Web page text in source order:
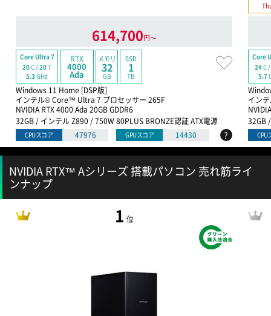
614,700円〜
Core Ultra 7
20C /20T
5.3GHz
RTX
4000
Ada
メモリ
32
GB
SSD
1
TB
Windows 11 Home [DSP版]
インテル® Core™ Ultra 7 プロセッサー 265F
NVIDIA RTX 4000 Ada 20GB GDDR6
32GB / インテル Z890 / 750W 80PLUS BRONZE認証 ATX電源
CPUスコア 47976 GPUスコア 14430 ?
Core
24C /
5.7
イン
32GB
CPU
NVIDIA RTX™ Aシリーズ 搭載パソコン 売れ筋ライ
ンナップ
1 位